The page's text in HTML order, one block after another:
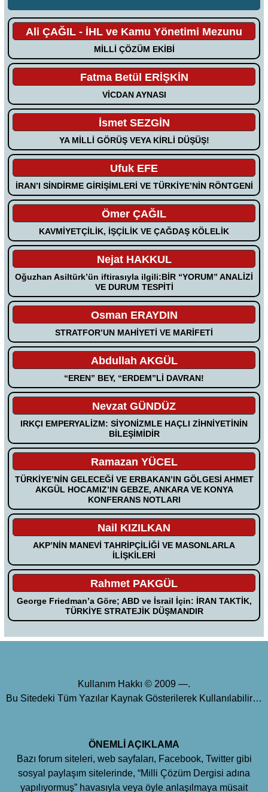
Ali ÇAĞIL - İHL ve Kamu Yönetimi Mezunu
MİLLİ ÇÖZÜM EKİBİ
Fatma Betül ERİŞKİN
VİCDAN AYNASI
İsmet SEZGİN
YA MİLLİ GÖRÜŞ VEYA KİRLİ DÜŞÜŞ!
Ufuk EFE
İRAN’I SİNDİRME GİRİŞİMLERİ VE TÜRKİYE’NİN RÖNTGENİ
Ömer ÇAĞIL
KAVMİYETÇİLİK, İŞÇİLİK VE ÇAĞDAŞ KÖLELİK
Nejat HAKKUL
Oğuzhan Asiltürk’ün iftirasıyla ilgili:BİR “YORUM” ANALİZİ
VE DURUM TESPİTİ
Osman ERAYDIN
STRATFOR’UN MAHİYETİ VE MARİFETİ
Abdullah AKGÜL
“EREN” BEY, “ERDEM”Lİ DAVRAN!
Nevzat GÜNDÜZ
IRKÇI EMPERYALİZM: SİYONİZMLE HAÇLI ZİHNİYETİNİN
BİLEŞİMİDİR
Ramazan YÜCEL
TÜRKİYE’NİN GELECEĞİ VE ERBAKAN’IN GÖLGESİ AHMET
AKGÜL HOCAMIZ’IN GEBZE, ANKARA VE KONYA
KONFERANS NOTLARI
Nail KIZILKAN
AKP’NİN MANEVİ TAHRİPÇİLİĞİ VE MASONLARLA
İLİŞKİLERİ
Rahmet PAKGÜL
George Friedman’a Göre; ABD ve İsrail İçin: İRAN TAKTİK,
TÜRKİYE STRATEJİK DÜŞMANDIR
Kullanım Hakkı © 2009 —.
Bu Sitedeki Tüm Yazılar Kaynak Gösterilerek Kullanılabilir…
ÖNEMLİ AÇIKLAMA
Bazı forum siteleri, web sayfaları, Facebook, Twitter gibi
sosyal paylaşım sitelerinde, “Milli Çözüm Dergisi adına
yapılıyormuş” havasıyla veya öyle anlaşılmaya müsait